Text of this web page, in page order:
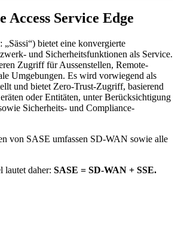
Access Service Edge
„Sässi“) bietet eine konvergierte
und Sicherheitsfunktionen als Service.
Zugriff für Aussenstellen, Remote-
Umgebungen. Es wird vorwiegend als
und bietet Zero-Trust-Zugriff, basierend
oder Entitäten, unter Berücksichtigung
Sicherheits- und Compliance-
von SASE umfassen SD-WAN sowie alle
lautet daher: SASE = SD-WAN + SSE.